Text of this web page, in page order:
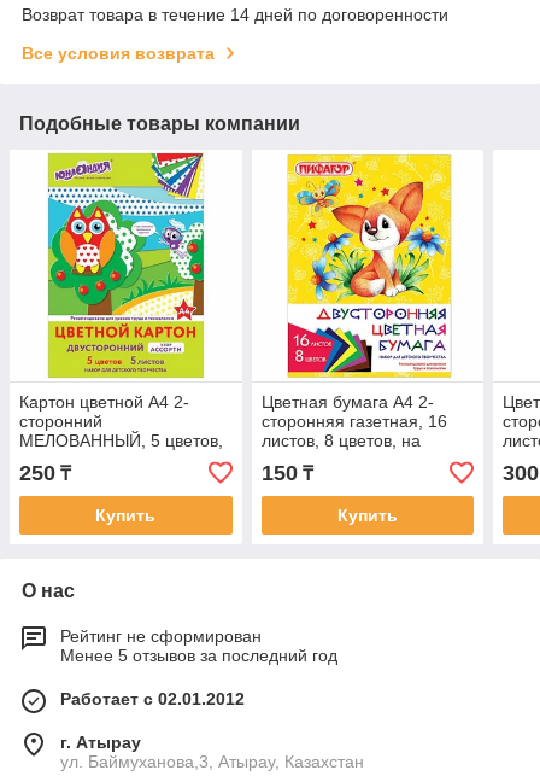
Возврат товара в течение 14 дней по договоренности
Все условия возврата
Подобные товары компании
Картон цветной А4 2-
сторонний
МЕЛОВАННЫЙ, 5 цветов,
РИСУНОК на обороте,
папка, ЮНЛАНДИЯ,
200х290 мм
250 ₸
Купить
Цветная бумага А4 2-
сторонняя газетная, 16
листов, 8 цветов, на
скобе, ПИФАГОР, 200х280
мм, "Лисенок
150₸
Купить
(2
300
О нас
Рейтинг не сформирован
Менее 5 отзывов за последний год
Работает с 02.01.2012
г. Атырау
ул. Баймуханова,3, Атырау, Казахстан